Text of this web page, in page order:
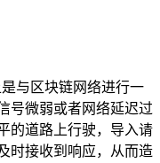
与区块链网络进行一
号微弱或者网络延迟过
的道路上行驶，导入请
时接收到响应，从而造